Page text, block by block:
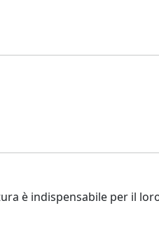
è indispensabile per il